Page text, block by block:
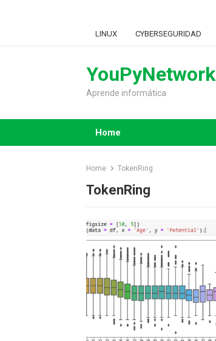
LINUX CYBERSEGURIDAD
YouPyNetwork
Aprende informática
Home
Home TokenRing
TokenRing